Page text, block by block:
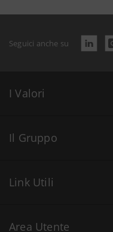
Seguici anche su
I Valori
Il Gruppo
Link Utili
Area Utente